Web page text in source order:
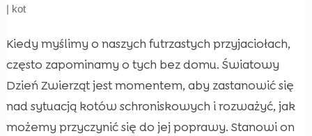
| kot
Kiedy myślimy o naszych futrzastych przyjaciołach,
często zapominamy o tych bez domu. Światowy
Dzień Zwierząt jest momentem, aby zastanowić się
nad sytuacją kotów schroniskowych i rozważyć, jak
możemy przyczynić się do jej poprawy. Stanowi on